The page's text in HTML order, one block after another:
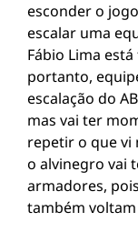
esconder o
escalar uma
Fábio Lima
portanto,
escalação do
mas vai ter
repetir o que vi
o alvinegro vai
armadores,
também